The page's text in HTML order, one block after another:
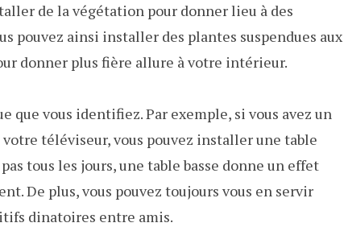
de la végétation pour donner lieu à des
pouvez ainsi installer des plantes suspendues aux
donner plus fière allure à votre intérieur.
que vous identifiez. Par exemple, si vous avez un
téléviseur, vous pouvez installer une table
tous les jours, une table basse donne un effet
De plus, vous pouvez toujours vous en servir
dinatoires entre amis.